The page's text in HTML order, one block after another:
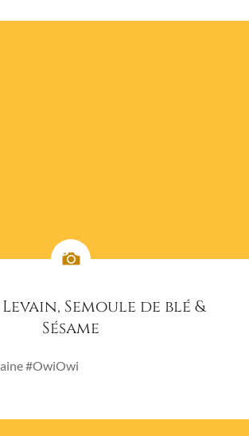
Semoule de blé &
Sésame
#OwiOwi